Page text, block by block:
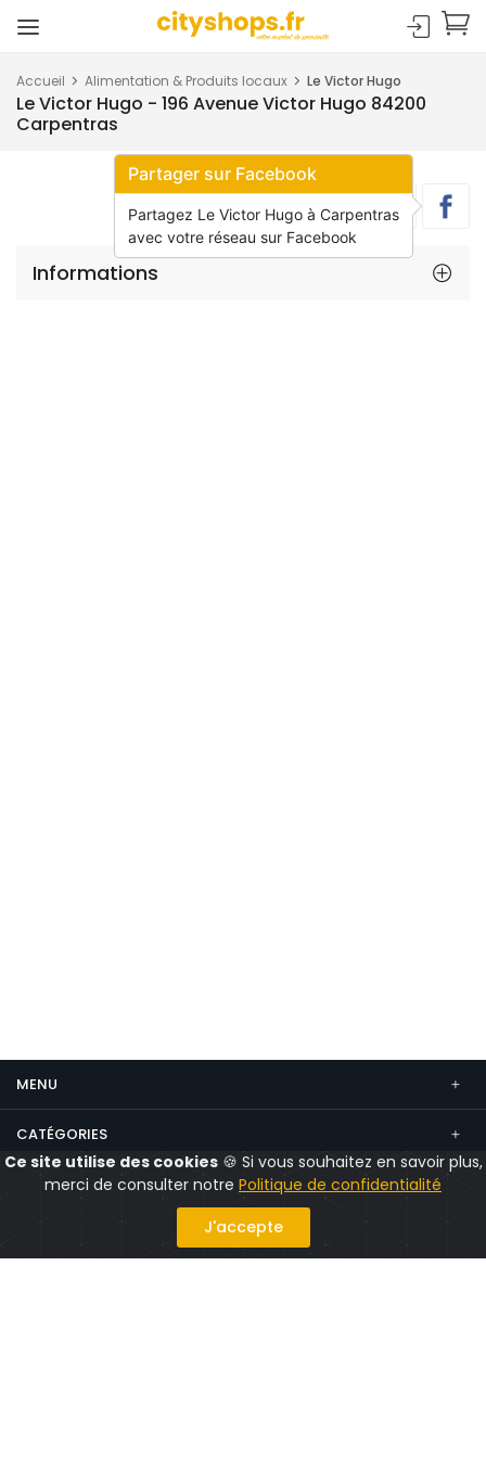
Accueil Alimentation & Produits locaux Le Victor Hugo
Le Victor Hugo - 196 Avenue Victor Hugo 84200
Carpentras
Informations
MENU
CATÉGORIES
CONTACT
Ce site utilise des cookies🍪 Si vous souhaitez en savoir plus,
merci de consulter notre Politique de confidentialité
J'accepte
Partager sur Facebook
Partagez Le Victor Hugo à Carpentras
avec votre réseau sur Facebook